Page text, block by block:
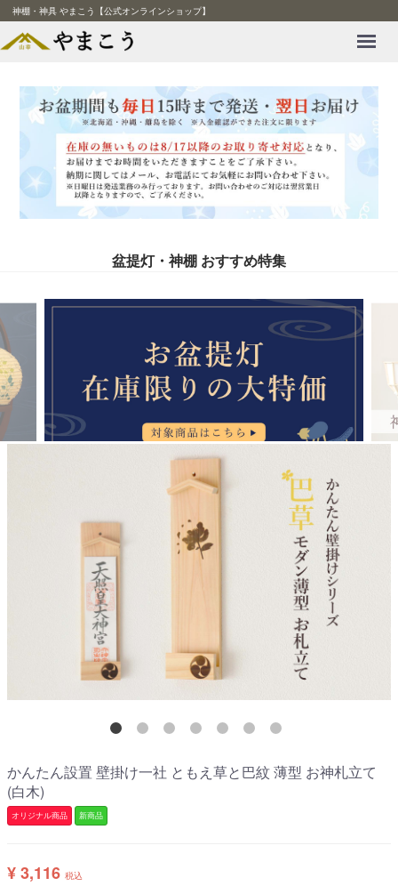
神棚・神具 やまこう【公式オンラインショップ】
盆提灯・神棚 おすすめ特集
かんたん設置 壁掛け一社 ともえ草と巴紋 薄型 お神札立て
(白木)
オリジナル商品 新商品
¥ 3,116 税込